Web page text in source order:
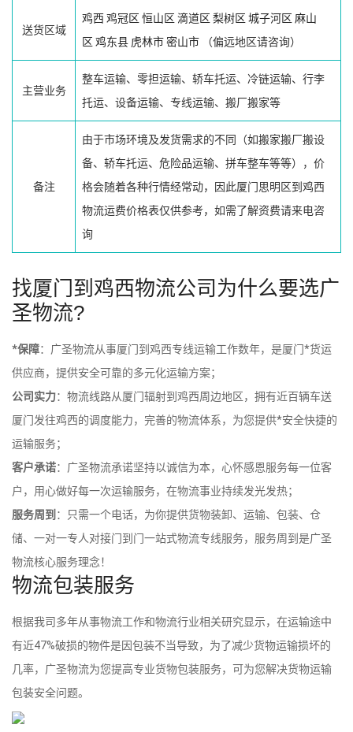
送货区域
鸡西鸡冠区 恒山区 滴道区 梨树区 城子河区 麻山
区 鸡东县 虎林市密山市 （偏远地区请咨询）
主营业务
整车运输、零担运输、轿车托运、冷链运输、行李
托运、设备运输、专线运输、搬厂搬家等
备注
由于市场环境及发货需求的不同（如搬家搬厂搬设
备、轿车托运、危险品运输、拼车整车等等），价
格会随着各种行情经常动，因此厦门思明区到鸡西
物流运费价格表仅供参考，如需了解资费请来电咨
询
找厦门到鸡西物流公司为什么要选广
圣物流?
*保障：广圣物流从事厦门到鸡西专线运输工作数年，是厦门*货运
供应商，提供安全可靠的多元化运输方案；
公司实力：物流线路从厦门辐射到鸡西周边地区，拥有近百辆车送
厦门发往鸡西的调度能力，完善的物流体系，为您提供*安全快捷的
运输服务；
客户承诺：广圣物流承诺坚持以诚信为本，心怀感恩服务每一位客
户，用心做好每一次运输服务，在物流事业持续发光发热；
服务周到 ：只需一个电话，为你提供货物装卸、运输、包装、仓
储、一对一专人对接门到门一站式物流专线服务，服务周到是广圣
物流核心服务理念！
物流包装服务
根据我司多年从事物流工作和物流行业相关研究显示，在运输途中
有近47%破损的物件是因包装不当导致，为了减少货物运输损坏的
几率，广圣物流为您提高专业货物包装服务，可为您解决货物运输
包装安全问题。